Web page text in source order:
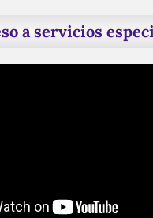
a servicios